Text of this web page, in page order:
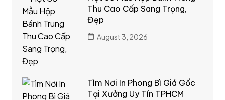
Thu Cao Cấp Sang Trọng,
Đẹp
August 3, 2026
Tìm Nơi In Phong Bì Giá Gốc
Tại Xưởng Uy Tín TPHCM